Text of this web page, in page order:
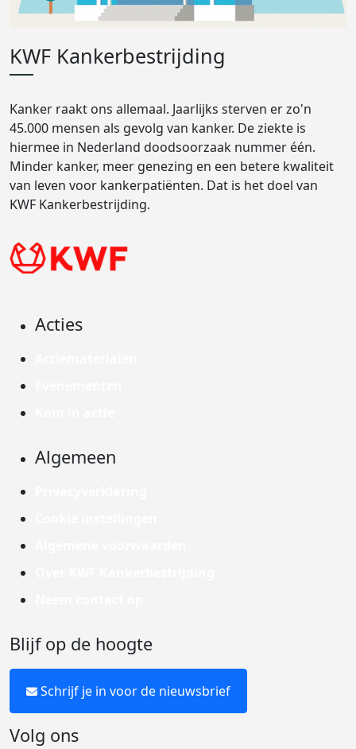
KWF Kankerbestrijding
Kanker raakt ons allemaal. Jaarlijks sterven er zo'n
45.000 mensen als gevolg van kanker. De ziekte is
hiermee in Nederland doodsoorzaak nummer één.
Minder kanker, meer genezing en een betere kwaliteit
van leven voor kankerpatiënten. Dat is het doel van
KWF Kankerbestrijding.
Acties
Algemeen
Blijf op de hoogte
Schrijf je in voor de nieuwsbrief
Volg ons